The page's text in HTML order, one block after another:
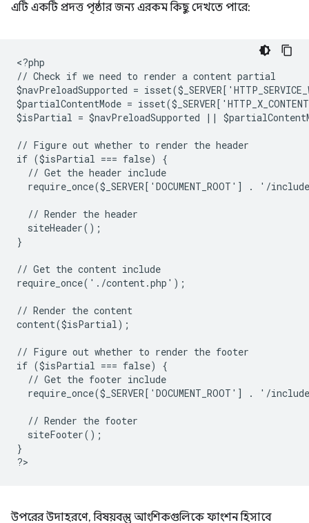
এটি একটি প্রদত্ত পৃষ্ঠার জন্য এরকম কিছু দেখতে পারে:
<?php
// Check if we need to render a content partial
$navPreloadSupported =
$partialContentMode =
$isPartial = $navPreloadSupported ||
// Figure out whether to render the header
if ($isPartial === false) {
  // Get the header include
require_once($_SERVER['DOCUMENT_ROOT'] . '/
  // Render the header
  siteHeader();
}
// Get the content include
require_once('./content.php');
// Render the content
content($isPartial);
// Figure out whether to render the footer
if ($isPartial === false) {
  // Get the footer include
require_once($_SERVER['DOCUMENT_ROOT'] . '/
  // Render the footer
  siteFooter();
}
?
উপরের উদাহরণে, বিষয়বস্তু আংশিকগুলিকে ফাংশন হিসাবে